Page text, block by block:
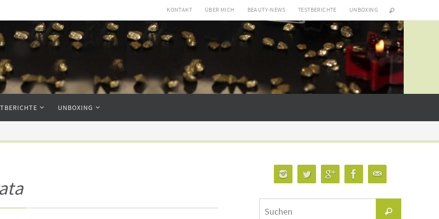
KONTAKT ÜBER MICH BEAUTY-NEWS TESTBERICHTE UNBOXING
UNBOXING
Suchen